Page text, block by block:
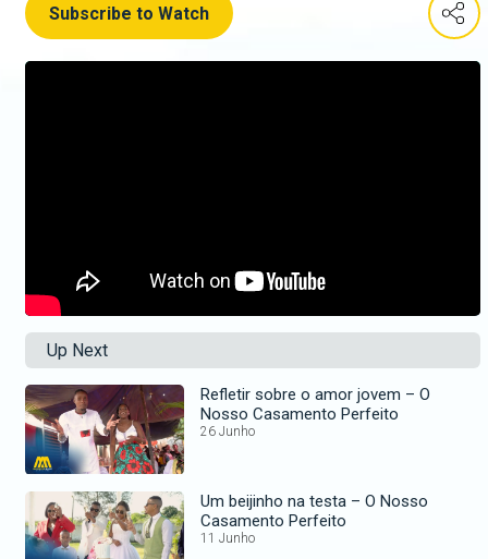
Subscribe to Watch
Up Next
Refletir sobre o amor jovem – O
Nosso Casamento Perfeito
26 Junho
Um beijinho na testa – O Nosso
Casamento Perfeito
11 Junho